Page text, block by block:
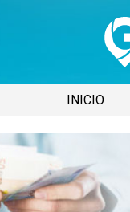
INICIO